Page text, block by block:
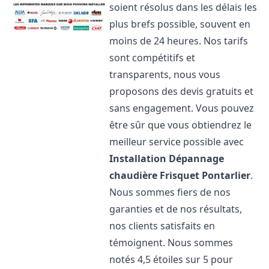
soient résolus dans les délais les
plus brefs possible, souvent en
moins de 24 heures. Nos tarifs
sont compétitifs et
transparents, nous vous
proposons des devis gratuits et
sans engagement. Vous pouvez
être sûr que vous obtiendrez le
meilleur service possible avec
Installation Dépannage
chaudière Frisquet Pontarlier.
Nous sommes fiers de nos
garanties et de nos résultats,
nos clients satisfaits en
témoignent. Nous sommes
notés 4,5 étoiles sur 5 pour